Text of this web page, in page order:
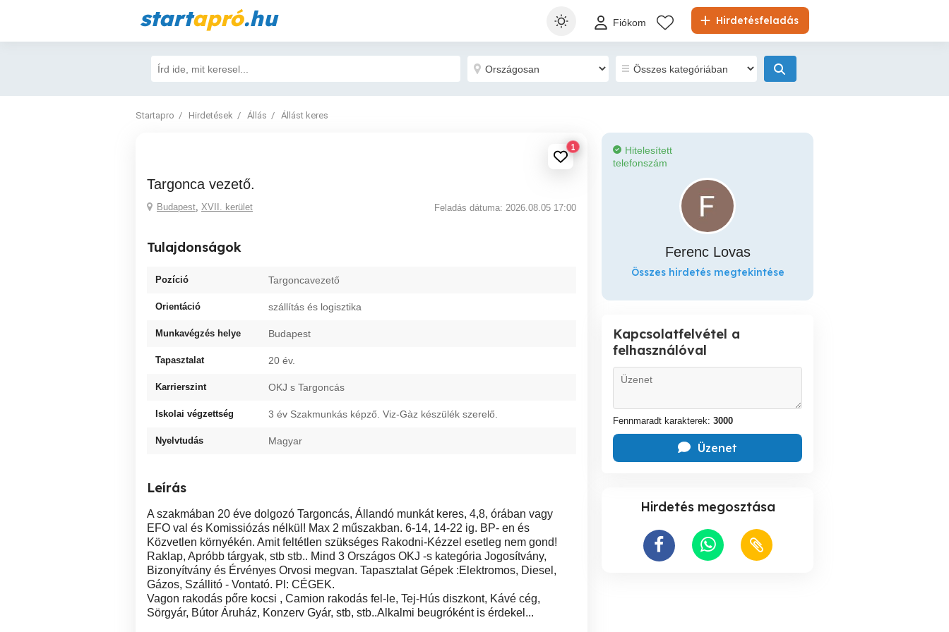
startapró.hu Hirdetésfeladás
Fiókom
Startapro Hirdetések Állás Állást keres
1
Targonca vezető.
Budapest, XVII. kerület Feladás dátuma: 2026.08.05 17:00
Tulajdonságok
Pozíció Targoncavezető
Orientáció szállítás és logisztika
Munkavégzés helye Budapest
Tapasztalat 20 év.
Karrierszint OKJ s Targoncás
Iskolai végzettség 3 év Szakmunkás képző. Viz-Gàz készülék szerelő.
Nyelvtudás Magyar
Leírás
A szakmában 20 éve dolgozó Targoncás, Állandó munkát keres, 4,8, órában vagy
EFO val és Komissiózás nélkül! Max 2 műszakban. 6-14, 14-22 ig. BP- en és
Közvetlen környékén. Amit feltétlen szükséges Rakodni-Kézzel esetleg nem gond!
Raklap, Apróbb tárgyak, stb stb.. Mind 3 Országos OKJ -s kategória Jogosítvány,
Bizonyítvány és Érvényes Orvosi megvan. Tapasztalat Gépek :Elektromos, Diesel,
Gázos, Szállitó - Vontató. Pl: CÉGEK.
Vagon rakodás pőre kocsi , Camion rakodás fel-le, Tej-Hús diszkont, Kávé cég,
Sörgyár, Bútor Áruház, Konzerv Gyár, stb, stb..Alkalmi beugróként is érdekel...
Hitelesített
telefonszám
Ferenc Lovas
Összes hirdetés megtekintése
Kapcsolatfelvétel a
felhasználóval
Fennmaradt karakterek: 3000
Üzenet
Hirdetés megosztása